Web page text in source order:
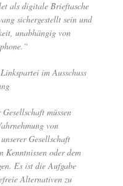
als digitale Brieftasche
sichergestellt sein und
unabhängig von
im Ausschuss
müssen
von
Gesellschaft
Kenntnissen oder dem
Es ist die Aufgabe
Alternativen zu